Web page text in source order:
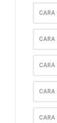
CARA
CARA
CARA
CARA
CARA